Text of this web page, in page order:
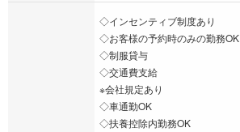
◇インセンティブ制度あり
◇お客様の予約時のみの勤務OK
◇制服貸与
◇交通費支給
※会社規定あり
◇車通勤OK
◇扶養控除内勤務OK